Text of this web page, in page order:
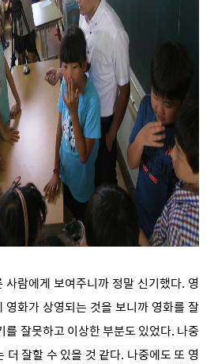
사람에게 보여주니까 정말 신기했다. 영
영화가 상영되는 것을 보니까 영화를 잘
를 잘못하고 이상한 부분도 있었다. 나중
더 잘할 수 있을 것 같다. 나중에도 또 영